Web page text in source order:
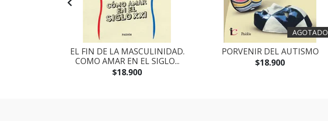
EL FIN DE LA MASCULINIDAD.
COMO AMAR EN EL SIGLO...
$18.900
AGOTADO
PORVENIR DEL AUTISMO
$18.900